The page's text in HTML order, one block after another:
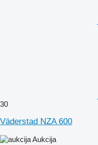
30
Väderstad NZA 600
Aukcija